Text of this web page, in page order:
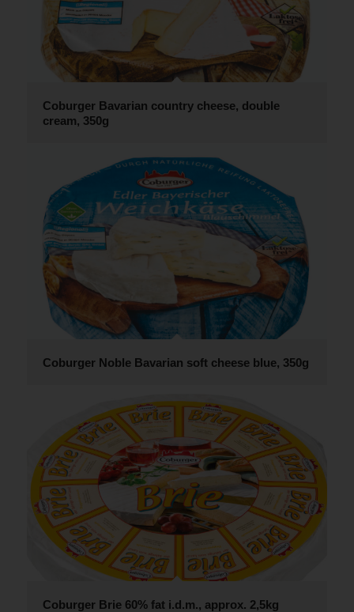
Coburger Bavarian country cheese, double
cream, 350g
Coburger Noble Bavarian soft cheese blue, 350g
Coburger Brie 60% fat i.d.m., approx. 2,5kg